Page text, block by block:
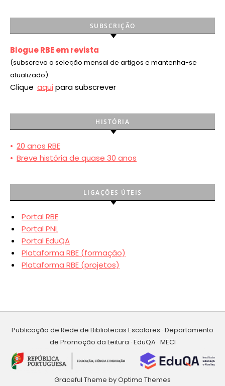
SUBSCRIÇÃO
Blogue RBE em revista
(subscreva a seleção mensal de artigos e mantenha-se
atualizado)
Clique aqui para subscrever
HISTÓRIA
• 20 anos RBE
• Breve história de quase 30 anos
LIGAÇÕES ÚTEIS
Portal RBE
Portal PNL
Portal EduQA
Plataforma RBE (formação)
Plataforma RBE (projetos)
Publicação de Rede de Bibliotecas Escolares · Departamento
de Promoção da Leitura · EduQA · MECI
Graceful Theme byOptima Themes